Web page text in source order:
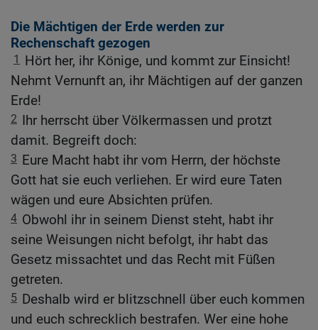
Die Mächtigen der Erde werden zur
Rechenschaft gezogen
1
Hört her, ihr Könige, und kommt zur Einsicht!
Nehmt Vernunft an, ihr Mächtigen auf der ganzen
Erde!
2 Ihr herrscht über Völkermassen und protzt
damit. Begreift doch:
3 Eure Macht habt ihr vom Herrn, der höchste
Gott hat sie euch verliehen. Er wird eure Taten
wägen und eure Absichten prüfen.
4 Obwohl ihr in seinem Dienst steht, habt ihr
seine Weisungen nicht befolgt, ihr habt das
Gesetz missachtet und das Recht mit Füßen
getreten.
5 Deshalb wird er blitzschnell über euch kommen
und euch schrecklich bestrafen. Wer eine hohe